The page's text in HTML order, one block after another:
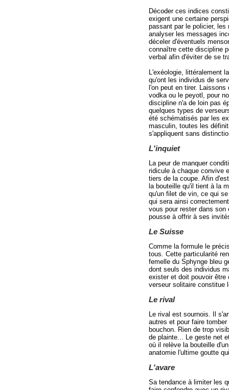
Décoder ces indices
exigent une certaine
passant par le policier,
analyser les messages
déceler d'éventuels
connaître cette discipline
verbal afin d'éviter de se
L'exéologie, littéralement
qu'ont les individus de
l'on peut en tirer.
vodka ou le peyotl, pour
discipline n'a de loin pas
quelques types de
été schématisés par les
masculin, toutes les
s'appliquent sans
L'inquiet
La peur de manquer
ridicule à chaque convive
tiers de la coupe. Afin
la bouteille qu'il tient à la
qu'un filet de vin, ce qui
qui sera ainsi
vous pour rester dans
pousse à offrir à ses
Le Suisse
Comme la formule le
tous. Cette particularité
femelle du Sphynge bleu
dont seuls des individus
exister et doit pouvoir être
verseur solitaire constitue
Le rival
Le rival est sournois. Il
autres et pour faire
bouchon. Rien de trop
de plainte... Le geste net
où il relève la bouteille
anatomie l'ultime goutte
L'avare
Sa tendance à limiter les